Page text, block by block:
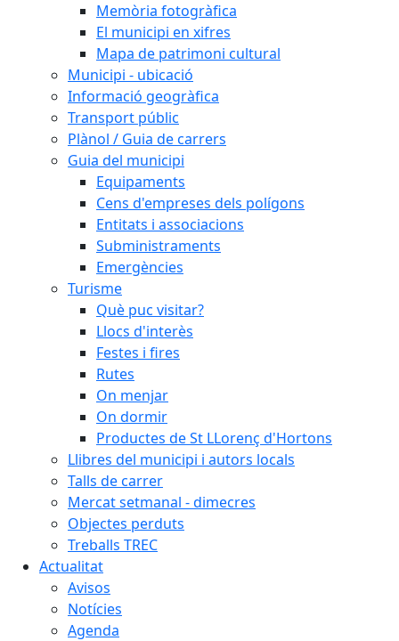
Memòria fotogràfica
El municipi en xifres
Mapa de patrimoni cultural
Municipi - ubicació
Informació geogràfica
Transport públic
Plànol / Guia de carrers
Guia del municipi
Equipaments
Cens d'empreses dels polígons
Entitats i associacions
Subministraments
Emergències
Turisme
Què puc visitar?
Llocs d'interès
Festes i fires
Rutes
On menjar
On dormir
Productes de St LLorenç d'Hortons
Llibres del municipi i autors locals
Talls de carrer
Mercat setmanal - dimecres
Objectes perduts
Treballs TREC
Actualitat
Avisos
Notícies
Agenda